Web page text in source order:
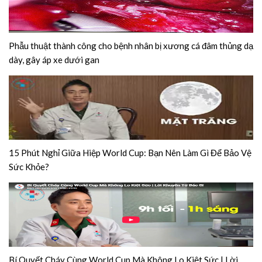
Phẫu thuật thành công cho bệnh nhân bị xương cá đâm thủng dạ
dày, gây áp xe dưới gan
15 Phút Nghỉ Giữa Hiệp World Cup: Bạn Nên Làm Gì Để Bảo Vệ
Sức Khỏe?
Bí Quyết Cháy Cùng World Cup Mà Không Lo Kiệt Sức | Lời